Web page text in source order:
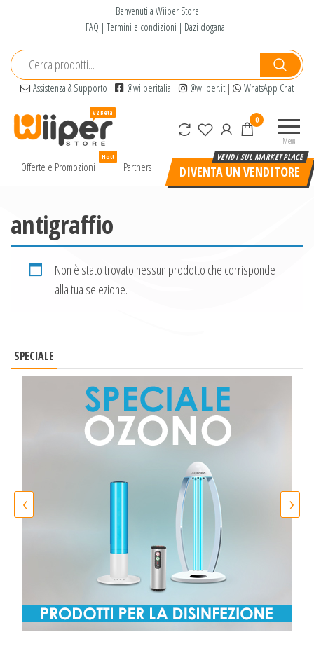
contenuto
Benvenuti a Wiiper Store
FAQ | Termini e condizioni | Dazi doganali
Assistenza & Supporto | @wiiperitalia | @wiiper.it| WhatsApp Chat
alta
Menu
0
Offerte e Promozioni
Hot!
Partners DIVENTA UN VENDITORE
antigraffio
Non è stato trovato nessun prodotto che corrisponde
alla tua selezione.
SPECIALE
‹ ›